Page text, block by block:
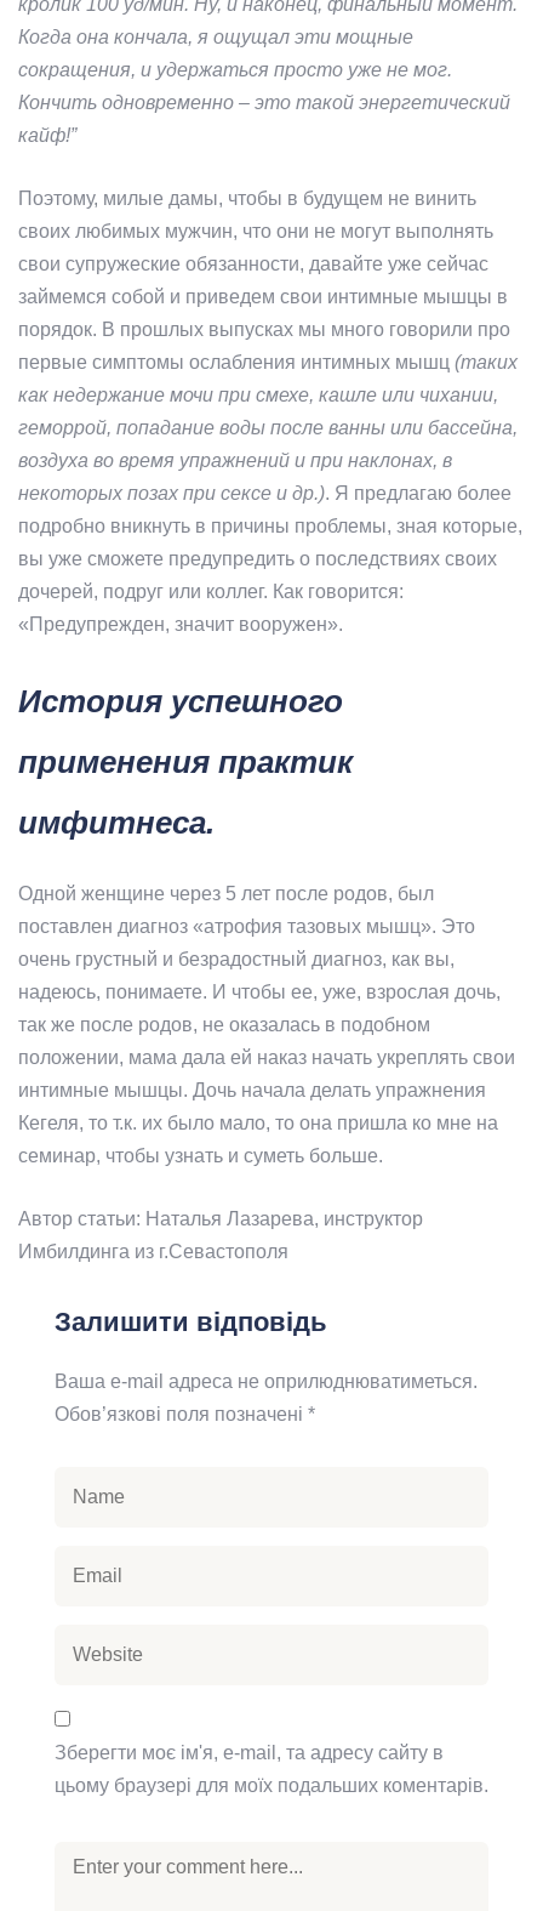
кролик 100 уд/мин. Ну, и наконец, финальный момент.
Когда она кончала, я ощущал эти мощные
сокращения, и удержаться просто уже не мог.
Кончить одновременно – это такой энергетический
кайф!”
Поэтому, милые дамы, чтобы в будущем не винить
своих любимых мужчин, что они не могут выполнять
свои супружеские обязанности, давайте уже сейчас
займемся собой и приведем свои интимные мышцы в
порядок. В прошлых выпусках мы много говорили про
первые симптомы ослабления интимных мышц (таких
как недержание мочи при смехе, кашле или чихании,
геморрой, попадание воды после ванны или бассейна,
воздуха во время упражнений и при наклонах, в
некоторых позах при сексе и др.). Я предлагаю более
подробно вникнуть в причины проблемы, зная которые,
вы уже сможете предупредить о последствиях своих
дочерей, подруг или коллег. Как говорится:
«Предупрежден, значит вооружен».
История успешного
применения практик
имфитнеса.
Одной женщине через 5 лет после родов, был
поставлен диагноз «атрофия тазовых мышц». Это
очень грустный и безрадостный диагноз, как вы,
надеюсь, понимаете. И чтобы ее, уже, взрослая дочь,
так же после родов, не оказалась в подобном
положении, мама дала ей наказ начать укреплять свои
интимные мышцы. Дочь начала делать упражнения
Кегеля, то т.к. их было мало, то она пришла ко мне на
семинар, чтобы узнать и суметь больше.
Автор статьи: Наталья Лазарева, инструктор
Имбилдинга из г.Севастополя
Залишити відповідь
Ваша e-mail адреса не оприлюднюватиметься.
Обов’язкові поля позначені *
Зберегти моє ім'я, e-mail, та адресу сайту в
цьому браузері для моїх подальших коментарів.